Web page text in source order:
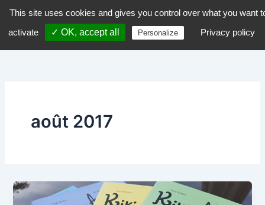
contenu
dZiGue
août 2017
This site uses cookies and gives you control over what you want
activate
✓ OK, accept all Personalize Privacy policy